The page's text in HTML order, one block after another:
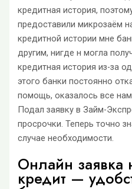
кредитная история,
предоставили микрозаём
кредитной истории мне
другим, нигде н могла
кредитная история из-за
этого банки постоянно
помощь, оказалось все
Подал заявку в Займ-
просрочки. Теперь точно
случае необходимости.
Онлайн
кредит —